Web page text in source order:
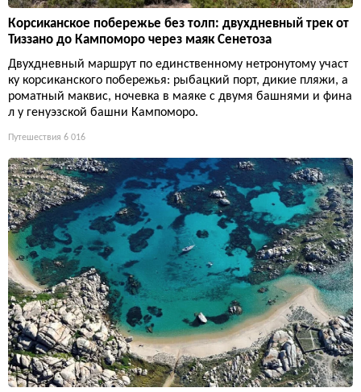
Корсиканское побережье без толп: двухдневный трек от
Тиззано до Кампоморо через маяк Сенетоза
Двухдневный маршрут по единственному нетронутому участ
ку корсиканского побережья: рыбацкий порт, дикие пляжи, а
роматный маквис, ночевка в маяке с двумя башнями и фина
л у генуэзской башни Кампоморо.
Путешествия 6 016